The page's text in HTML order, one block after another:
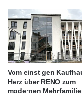
Vom einstigen
Herz über RENO zum
modernen